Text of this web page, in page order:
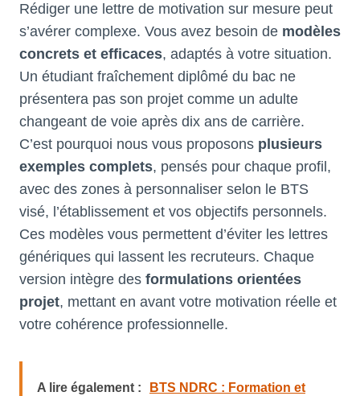
Rédiger une lettre de motivation sur mesure peut
s’avérer complexe. Vous avez besoin de modèles
concrets et efficaces, adaptés à votre situation.
Un étudiant fraîchement diplômé du bac ne
présentera pas son projet comme un adulte
changeant de voie après dix ans de carrière.
C’est pourquoi nous vous proposons plusieurs
exemples complets, pensés pour chaque profil,
avec des zones à personnaliser selon le BTS
visé, l’établissement et vos objectifs personnels.
Ces modèles vous permettent d’éviter les lettres
génériques qui lassent les recruteurs. Chaque
version intègre des formulations orientées
projet, mettant en avant votre motivation réelle et
votre cohérence professionnelle.
A lire également :
BTS NDRC : Formation et